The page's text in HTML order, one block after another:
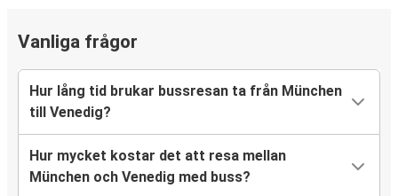
Vanliga frågor
Hur lång tid brukar bussresan ta från München
till Venedig?
Hur mycket kostar det att resa mellan
München och Venedig med buss?